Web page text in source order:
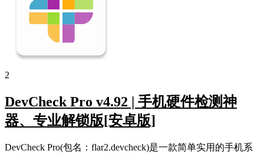
2
DevCheck Pro v4.92 | 手机硬件检测神
器、专业解锁版[安卓版]
DevCheck Pro(包名：flar2.devcheck)是一款简单实用的手机系